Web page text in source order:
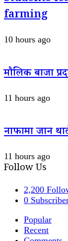
farming
10 hours ago
मौलिक बाजा
11 hours ago
नाफामा जान
11 hours ago
Follow Us
2,200
0
Popular
Recent